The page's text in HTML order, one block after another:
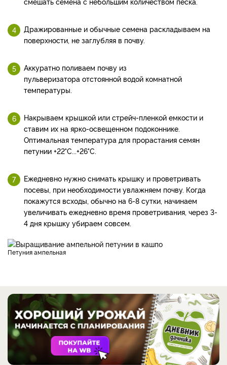
Дражированные и обычные семена раскладываем на
поверхности, не заглубляя в почву.
Аккуратно поливаем почву из
пульверизатора отстоянной водой комнатной
температуры.
Накрываем крышкой или стрейч-пленкой емкости и
ставим их на ярко-освещенном подоконнике.
Оптимальная температура для прорастания семян
петунии +22°С...+26°С.
Ежедневно нужно снимать крышку и проветривать
посевы, при необходимости увлажняем почву. Когда
покажутся всходы, обычно на 6-8 сутки, начинаем
увеличивать ежедневно время проветривания, через 3-
4 дня крышку убираем совсем.
Петуния ампельная